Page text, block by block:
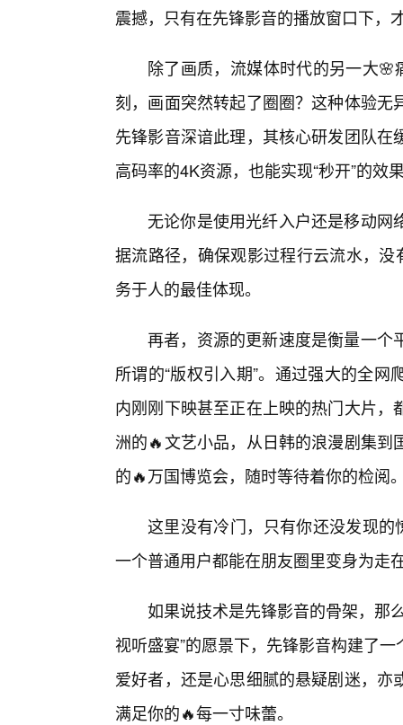
震撼，只有在先锋影音的播放窗口下，
除了画质，流媒体时代的另一大🌸
刻，画面突然转起了圈圈？这种体验
先锋影音深谙此理，其核心研发团队
高码率的4K资源，也能实现“秒开”的效
无论你是使用光纤入户还是移动
据流路径，确保观影过程行云流水，
务于人的最佳体现。
再者，资源的更新速度是衡量一个
所谓的“版权引入期”。通过强大的全
内刚刚下映甚至正在上映的热门大片
洲的🔥文艺小品，从日韩的浪漫剧集
的🔥万国博览会，随时等待着你的检阅
这里没有冷门，只有你还没发现的
一个普通用户都能在朋友圈里变身为走
如果说技术是先锋影音的骨架，那
视听盛宴”的愿景下，先锋影音构建了
爱好者，还是心思细腻的悬疑剧迷，
满足你的🔥每一寸味蕾。